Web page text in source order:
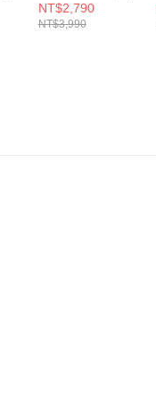
RISE 3 M 男 跑步
鞋 JR2280
NT$2,790
NT$3,990